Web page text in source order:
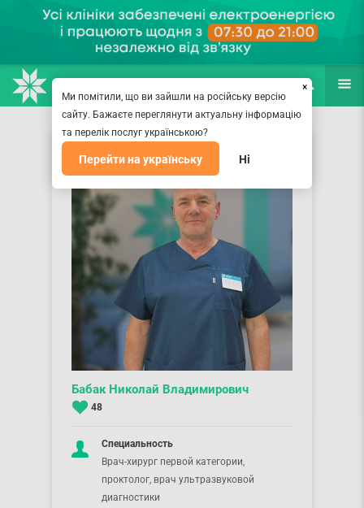
(067) 127-03-03
ПОИСК ЕЩЁ
Бабак Николай Владимирович
48
Специальность
Врач-хирург первой категории,
проктолог, врач ультразвуковой
диагностики
×
Ми помітили, що ви зайшли на російську версію
сайту. Бажаєте переглянути актуальну інформацію
та перелік послуг українською?
Перейти на українську Ні